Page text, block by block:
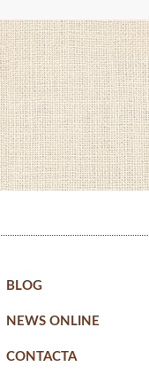
BLOG
NEWS ONLINE
CONTACTA